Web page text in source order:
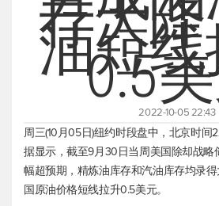
存大降
油短线
0.5
2022-10-05 22:43
周三(10月05日)纽约时段盘中，北京时间
据显示，截至9月30日当周美国除却战略
幅超预期，精炼油库存和汽油库存均录
国原油价格短线拉升0.5美元。